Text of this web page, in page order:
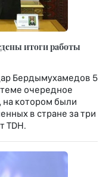
итоги работы
Бердымухамедов 5
очередное
на котором были
в стране за три
TDH.